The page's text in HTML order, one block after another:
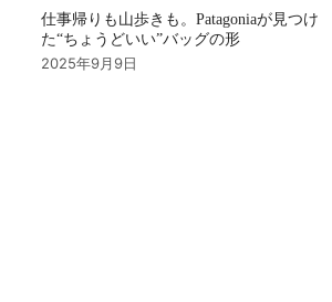
仕事帰りも山歩きも。Patagoniaが見つけ
た“ちょうどいい”バッグの形
2025年9月9日